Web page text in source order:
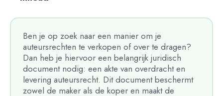
Ben je op zoek naar een manier om je
auteursrechten te verkopen of over te dragen?
Dan heb je hiervoor een belangrijk juridisch
document nodig: een akte van overdracht en
levering auteursrecht. Dit document beschermt
zowel de maker als de koper en maakt de